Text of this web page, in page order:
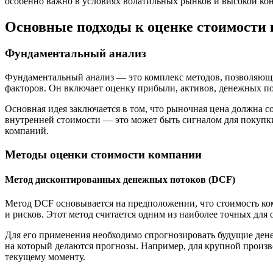
Основные подходы к оценке
Фундаментальный анализ
Фундаментальный анализ — это комплекс методов,
факторов. Он включает оценку прибыли, активов, денежных
Основная идея заключается в том, что рыночная цена должна
внутренней стоимости — это может быть сигналом для
компаний.
Методы оценки стоимости компании
Метод дисконтированных денежных потоков (DCF)
Метод DCF основывается на предположении, что стоимость
и рисков. Этот метод считается одним из наиболее точных
Для его применения необходимо спрогнозировать будущие
на который делаются прогнозы. Например, для крупной
текущему моменту.